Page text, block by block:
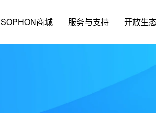
SOPHON商城 服务与支持 开放生